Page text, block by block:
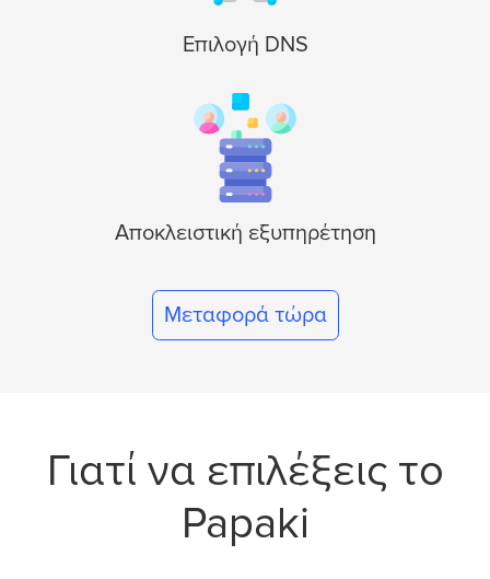
Επιλογή DNS
Αποκλειστική εξυπηρέτηση
Μεταφορά τώρα
Γιατί να επιλέξεις το
Papaki